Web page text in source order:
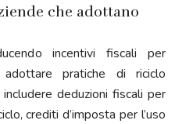
che adottano
incentivi fiscali per
pratiche di riciclo
deduzioni fiscali per
crediti d’imposta per l’uso